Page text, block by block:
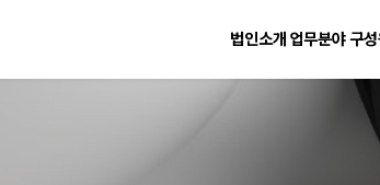
법인소개 업무분야구